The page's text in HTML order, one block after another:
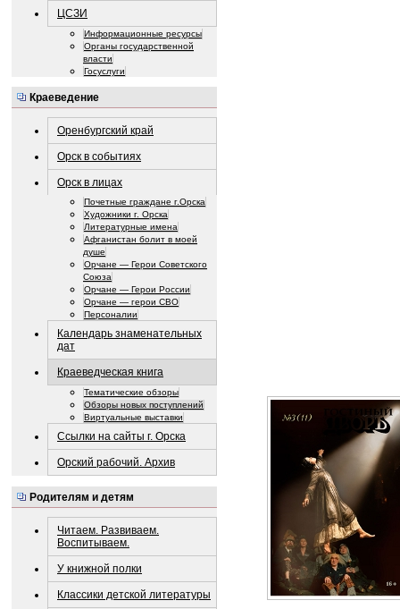
ЦСЗИ
Информационные ресурсы
Органы государственной
власти
Госуслуги
Краеведение
Оренбургский край
Орск в событиях
Орск в лицах
Почетные граждане г.Орска
Художники г. Орска
Литературные имена
Афганистан болит в моей
душе
Орчане — Герои Советского
Союза
Орчане — Герои России
Орчане — герои СВО
Персоналии
Календарь знаменательных
дат
Краеведческая книга
Тематические обзоры
Обзоры новых поступлений
Виртуальные выставки
Ссылки на сайты г. Орска
Орский рабочий. Архив
Родителям и детям
Читаем. Развиваем.
Воспитываем.
У книжной полки
Классики детской литературы